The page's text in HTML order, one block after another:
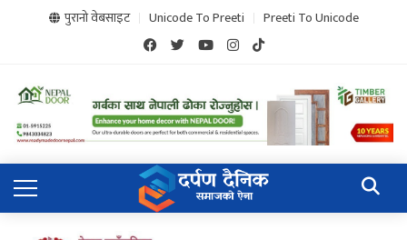
पुरानो वेबसाइट Unicode To Preeti Preeti To Unicode